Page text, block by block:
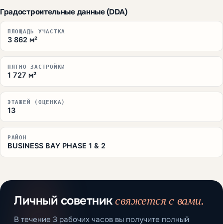
Градостроительные данные (DDA)
ПЛОЩАДЬ УЧАСТКА
3 862 м²
ПЯТНО ЗАСТРОЙКИ
1 727 м²
ЭТАЖЕЙ (ОЦЕНКА)
13
РАЙОН
BUSINESS BAY PHASE 1 & 2
Личный советниксвяжется с вами.
В течение 3 рабочих часов вы получите полный